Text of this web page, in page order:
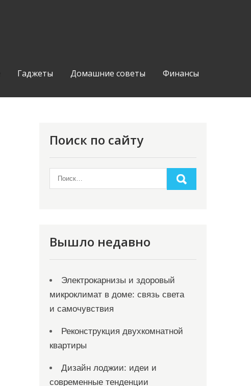
Гаджеты Домашние советы Финансы
Поиск по сайту
Вышло недавно
Электрокарнизы и здоровый
микроклимат в доме: связь света
и самочувствия
Реконструкция двухкомнатной
квартиры
Дизайн лоджии: идеи и
современные тенденции